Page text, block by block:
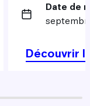
Date de
Découvrir